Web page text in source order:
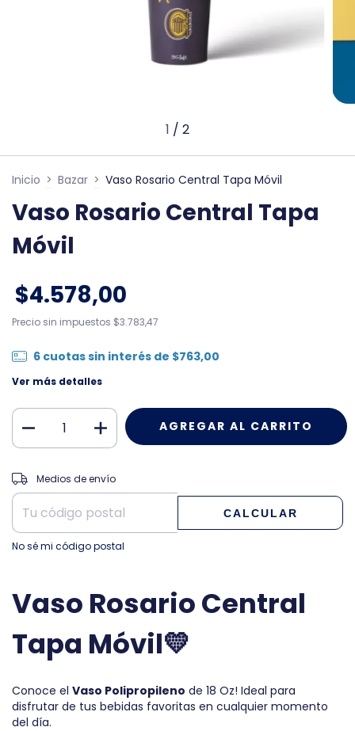
1 / 2
Inicio > Bazar > Vaso Rosario Central Tapa Móvil
Vaso Rosario Central Tapa
Móvil
$4.578,00
Precio sin impuestos $3.783,47
6 cuotas sin interés de $763,00
Ver más detalles
Entregas para el CP:
Medios de envío
CALCULAR
No sé mi código postal
Vaso Rosario Central
Tapa Móvil💛
Conoce el Vaso Polipropileno de 18 Oz! Ideal para
disfrutar de tus bebidas favoritas en cualquier momento
del día.